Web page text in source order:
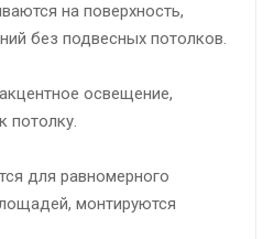
на поверхность,
без подвесных потолков.
освещение,
потолку.
для равномерного
монтируются